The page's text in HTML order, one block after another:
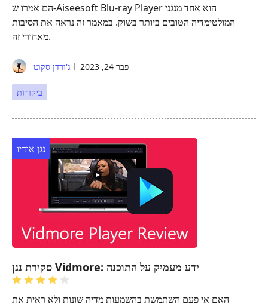
הם אמרו ש-Aiseesoft Blu-ray Player הוא אחד מנגני
המולטימדיה הטובים ביותר בשוק. במאמר זה נראה את הסיבות
מאחורי זה.
ג'ורדן סקוט פבר 24, 2023
ביקורות
נגן אודיו
סקירת נגן Vidmore: ידע מעמיק על התוכנה
האם אי פעם השתמשת בהשמעות מדיה שונות ולא ראית את